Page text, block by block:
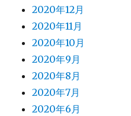
2020年12月
2020年11月
2020年10月
2020年9月
2020年8月
2020年7月
2020年6月